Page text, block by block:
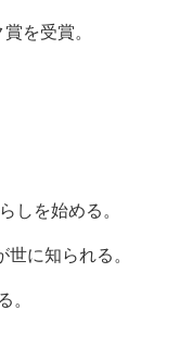
を受賞。
しを始める。
に知られる。